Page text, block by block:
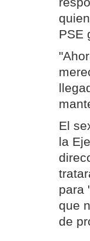
PSE
El
la
para
que
de